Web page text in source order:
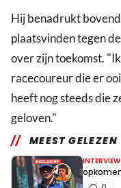
Hij benadrukt
plaatsvinden tegen
over zijn toekomst.
racecoureur die er
heeft nog steeds die
geloven."
MEEST GELEZEN
INTERVIEW